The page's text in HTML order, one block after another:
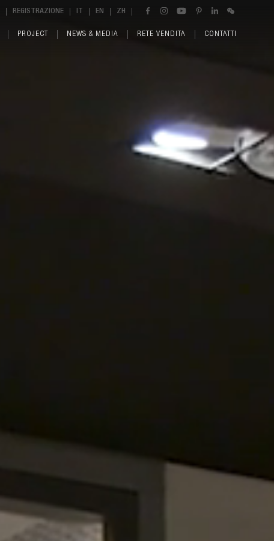
REGISTRAZIONE IT EN ZH
PROJECT NEWS & MEDIA RETE VENDITA CONTATTI